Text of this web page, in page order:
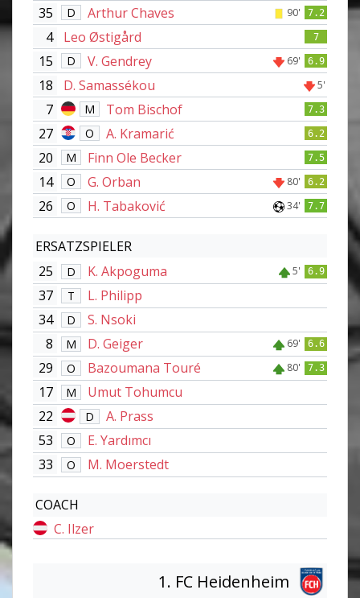
35 D Arthur Chaves 90' 7.2
4 Leo Østigård 7
15 D V. Gendrey 69' 6.9
18 D. Samassékou 5'
7 M Tom Bischof 7.3
27 O A. Kramarić 6.2
20 M Finn Ole Becker 7.5
14 O G. Orban 80' 6.2
26 O H. Tabaković 34' 7.7
ERSATZSPIELER
25
D K. Akpoguma 5' 6.9
37 T
L. Philipp
34
D
S. Nsoki
8
M D. Geiger 69' 6.6
29 O Bazoumana Touré 80' 7.3
17 M
Umut Tohumcu
22
D
A. Prass
53
O
E. Yardımcı
33
O M. Moerstedt
COACH
C. Ilzer
1. FC Heidenheim